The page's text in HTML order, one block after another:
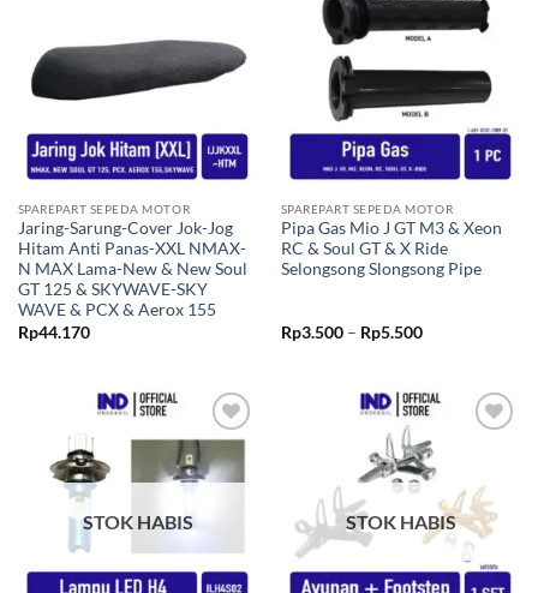
SPAREPART SEPEDA MOTOR
Jaring-Sarung-Cover Jok-Jog
Hitam Anti Panas-XXL NMAX-
N MAX Lama-New & New Soul
GT 125 & SKYWAVE-SKY
WAVE & PCX & Aerox 155
Rp44.170
Tambahkan
ke Wishlist
SPAREPART SEPEDA MOTOR
Pipa Gas Mio J GT M3 & Xeon
RC & Soul GT & X Ride
Selongsong Slongsong Pipe
Rp3.500 – Rp5.500Rentang
Rp5.500
Tambahkan
ke Wishlist
STOK HABIS STOK HABIS